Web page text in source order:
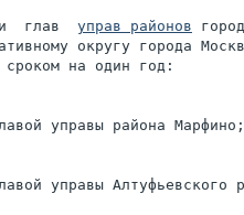
глав
управ районов
округу города
сроком на один год:
управы района Марфино;
управы Алтуфьевского